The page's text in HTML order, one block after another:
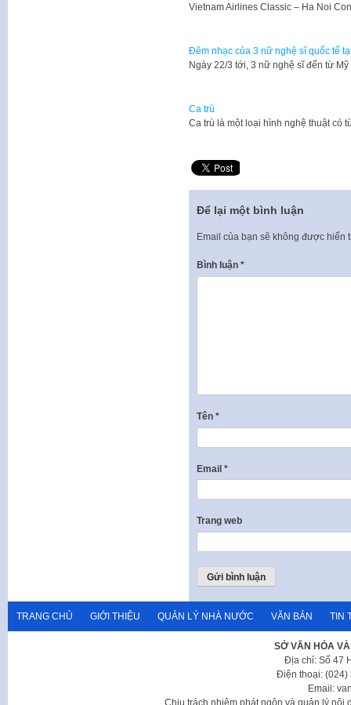
Vietnam Airlines Classic – Ha Noi
Đêm nhạc của 3 nữ nghệ sĩ quốc tế
Ngày 22/3 tới, 3 nữ nghệ sĩ đến từ
Ca trù
​Ca trù là một loại hình nghệ thuật có
Để lại một bình luận
Email của bạn sẽ không được hiển
Bình luận *
Tên *
Email *
Trang web
TRANG CHỦ GIỚI THIỆU QUẢN LÝ NHÀ NƯỚC VĂN BẢN TIN
SỞ VĂN HÓA
Địa chỉ: Số 47
Điện thoại: (024)
Email:
Chịu trách nhiệm phát ngôn và quản lý nội